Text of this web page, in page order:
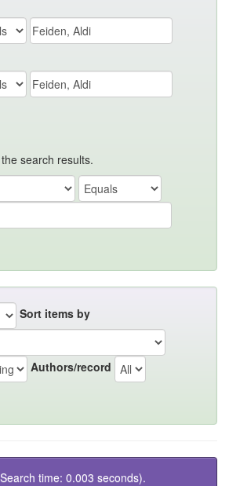
search results.
Sort items by
Authors/record
time: 0.003 seconds).